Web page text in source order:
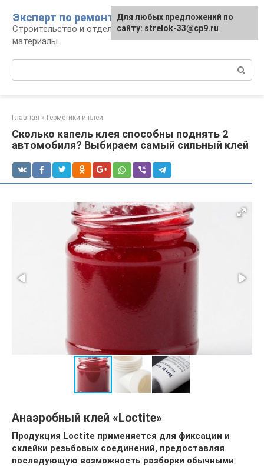
контенту
Эксперт по ремонту
Строительство и отделка: работы и
материалы
Главная » Герметики и клей
Сколько капель клея способны поднять 2
автомобиля? Выбираем самый сильный клей
Анаэробный клей «Loctite»
Продукция Loctite применяется для фиксации и
склейки резьбовых соединений, предоставляя
последующую возможность разборки обычными
Для любых предложений по
сайту: strelok-33@cp9.ru
Для любых предложений по
сайту: strelok-33@cp9.ru